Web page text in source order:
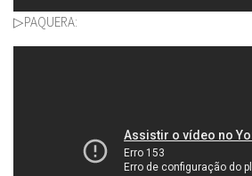
▷PAQUERA: